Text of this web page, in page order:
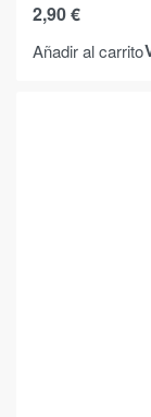
2,90€
Añadir al carrito